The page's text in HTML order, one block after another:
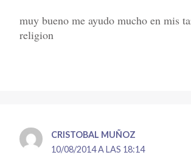
muy bueno me ayudo mucho en mis
religion
CRISTOBAL MUÑOZ
10/08/2014 A LAS 18:14